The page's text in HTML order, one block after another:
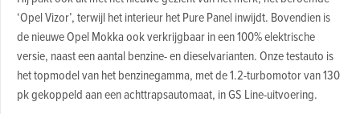
‘Opel Vizor’, terwijl het interieur het Pure Panel inwijdt. Bovendien is
de nieuwe Opel Mokka ook verkrijgbaar in een 100% elektrische
versie, naast een aantal benzine- en dieselvarianten. Onze testauto is
het topmodel van het benzinegamma, met de 1.2-turbomotor van 130
pk gekoppeld aan een achttrapsautomaat, in GS Line-uitvoering.